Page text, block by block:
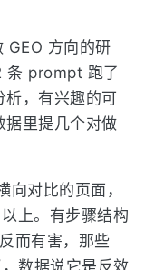
GEO 方向的研
条 prompt 跑了
析，有兴趣的可
据里提几个对做
向对比的页面，
上。有步骤结构
而有害，那些